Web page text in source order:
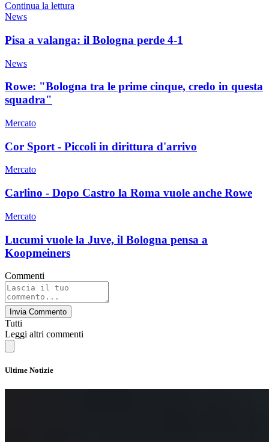
Continua la lettura
News
Pisa a valanga: il Bologna perde 4-1
News
Rowe: "Bologna tra le prime cinque, credo in questa
squadra"
Mercato
Cor Sport - Piccoli in dirittura d'arrivo
Mercato
Carlino - Dopo Castro la Roma vuole anche Rowe
Mercato
Lucumi vuole la Juve, il Bologna pensa a
Koopmeiners
Commenti
Invia Commento
Tutti
Leggi altri commenti
Ultime Notizie